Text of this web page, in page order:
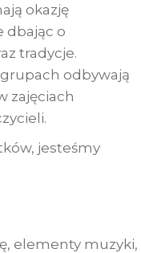
okazję
dbając o
tradycje.
odbywają
zajęciach
jesteśmy
elementy muzyki,